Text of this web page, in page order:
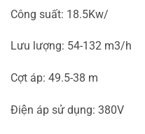
Công suất: 18.5Kw/
Lưu lượng: 54-132 m3/h
Cợt áp: 49.5-38 m
Điện áp sử dụng: 380V